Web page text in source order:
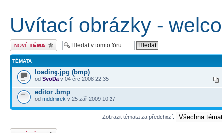
Uvítací obrázky -
Odeslat nové téma
TÉMATA
loading.jpg (bmp)
od SvoDa v 04 črc 2008 22:35
editor .bmp
od mddmirek v 25 zář 2009 10:27
Zobrazit témata za předchozí:
Odeslat nové téma